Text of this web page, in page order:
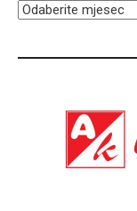
ARHIVA